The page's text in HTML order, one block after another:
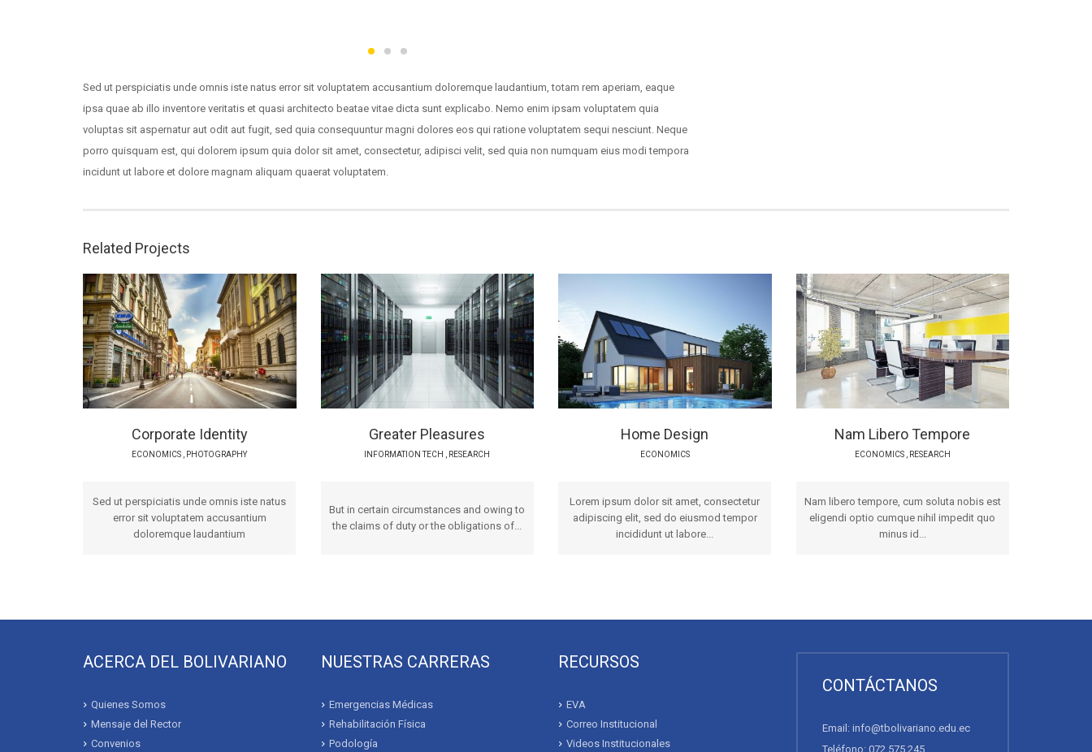
Sed ut perspiciatis unde omnis iste natus error sit voluptatem accusantium doloremque laudantium, totam rem aperiam, eaque
ipsa quae ab illo inventore veritatis et quasi architecto beatae vitae dicta sunt explicabo. Nemo enim ipsam voluptatem quia
voluptas sit aspernatur aut odit aut fugit, sed quia consequuntur magni dolores eos qui ratione voluptatem sequi nesciunt. Neque
porro quisquam est, qui dolorem ipsum quia dolor sit amet, consectetur, adipisci velit, sed quia non numquam eius modi tempora
incidunt ut labore et dolore magnam aliquam quaerat voluptatem.
Related Projects
Corporate Identity
ECONOMICS PHOTOGRAPHY
Sed ut perspiciatis unde omnis iste natus
error sit voluptatem accusantium
doloremque laudantium
Greater Pleasures
INFORMATION TECH RESEARCH
But in certain circumstances and owing to
the claims of duty or the obligations of...
Home Design
ECONOMICS
Lorem ipsum dolor sit amet, consectetur
adipiscing elit, sed do eiusmod tempor
incididunt ut labore...
Nam Libero Tempore
ECONOMICS, RESEARCH
Nam libero tempore, cum soluta nobis est
eligendi optio cumque nihil impedit quo
minus id...
ACERCA DEL BOLIVARIANO
Quienes Somos
Mensaje del Rector
Convenios
NUESTRAS CARRERAS
Emergencias Médicas
Rehabilitación Física
Podología
RECURSOS
EVA
Correo Institucional
Videos Institucionales
CONTÁCTANOS
Email: info@tbolivariano.edu.ec
Teléfono: 072 575 245